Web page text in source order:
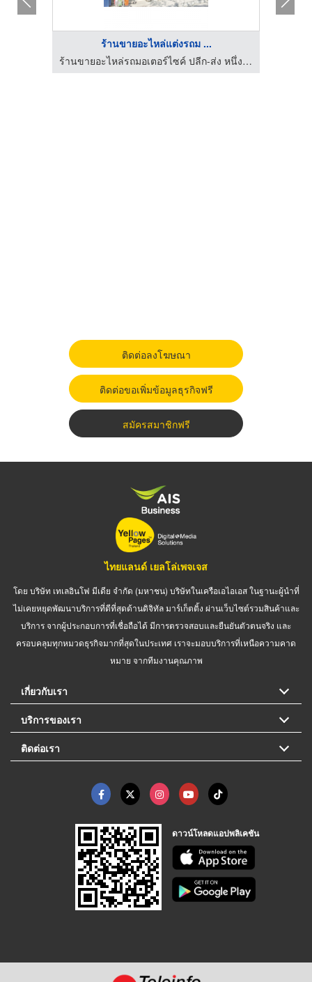
ร้านขายอะไหล่แต่งรถม ...
ร้านขายอะไหล่รถมอเตอร์ไซค์ ปลีก-ส่ง หนึ่งมอเตอร์ชอป (FirstMotorshop)
ติดต่อลงโฆษณา
ติดต่อขอเพิ่มข้อมูลธุรกิจฟรี
สมัครสมาชิกฟรี
ไทยแลนด์ เยลโล่เพจเจส
โดย บริษัท เทเลอินโฟ มีเดีย จำกัด (มหาชน) บริษัทในเครือเอไอเอส ในฐานะผู้นำที่
ไม่เคยหยุดพัฒนาบริการที่ดีที่สุดด้านดิจิทัล มาร์เก็ตติ้ง ผ่านเว็บไซต์รวมสินค้าและ
บริการ จากผู้ประกอบการที่เชื่อถือได้ มีการตรวจสอบและยืนยันตัวตนจริง และ
ครอบคลุมทุกหมวดธุรกิจมากที่สุดในประเทศ เราจะมอบบริการที่เหนือความคาด
หมาย จากทีมงานคุณภาพ
เกี่ยวกับเรา
บริการของเรา
ติดต่อเรา
ดาวน์โหลดแอปพลิเคชัน